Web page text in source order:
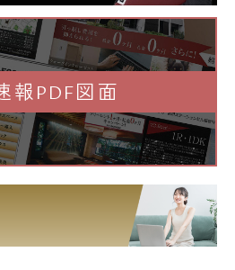
報PDF図面